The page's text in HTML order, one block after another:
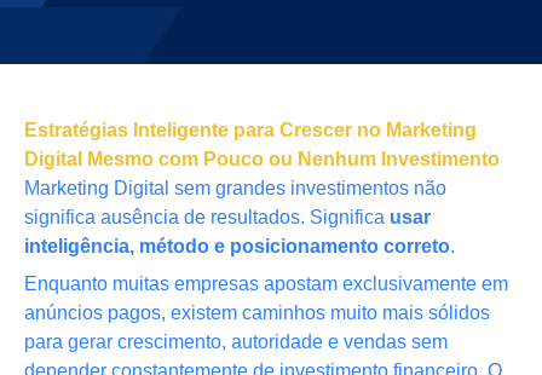
Estratégias Inteligente para Crescer no Marketing
Digital Mesmo com Pouco ou Nenhum Investimento
Marketing Digital sem grandes investimentos não
significa ausência de resultados. Significa usar
inteligência, método e posicionamento correto.
Enquanto muitas empresas apostam exclusivamente em
anúncios pagos, existem caminhos muito mais sólidos
para gerar crescimento, autoridade e vendas sem